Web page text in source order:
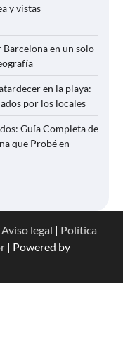
y vistas
en un solo
en la playa:
por los locales
Guía Completa de
que Probé en
Aviso legal | Política
| Powered by